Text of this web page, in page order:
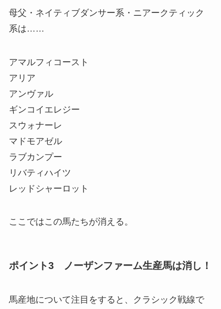
母父・ネイティブダンサー系・ニアークティック
系は……
アマルフィコースト
アリア
アンヴァル
ギンコイエレジー
スウォナーレ
マドモアゼル
ラブカンプー
リバティハイツ
レッドシャーロット
ここではこの馬たちが消える。
ポイント3 ノーザンファーム生産馬は消し！
馬産地について注目をすると、クラシック戦線で